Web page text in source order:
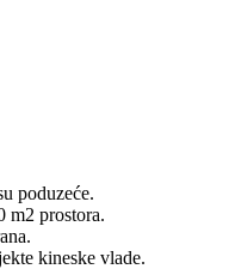
poduzeće.
m2 prostora.
kineske vlade.